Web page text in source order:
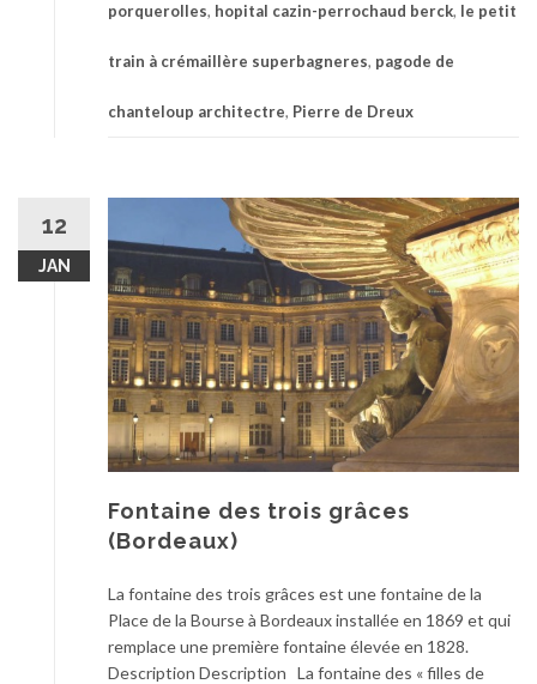
porquerolles, hopital cazin-perrochaud berck, le petit
train à crémaillère superbagneres, pagode de
chanteloup architectre, Pierre de Dreux
12
JAN
Fontaine des trois grâces
(Bordeaux)
La fontaine des trois grâces est une fontaine de la
Place de la Bourse à Bordeaux installée en 1869 et qui
remplace une première fontaine élevée en 1828.
Description Description La fontaine des « filles de